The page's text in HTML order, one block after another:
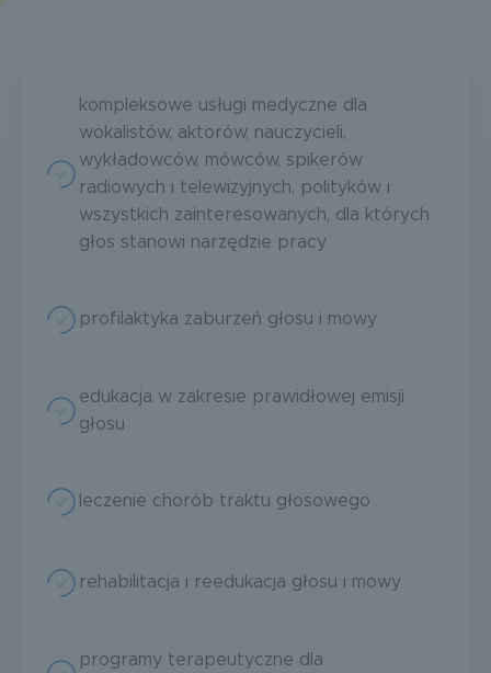
kompleksowe usługi medyczne dla
wokalistów, aktorów, nauczycieli,
wykładowców, mówców, spikerów
radiowych i telewizyjnych, polityków i
wszystkich zainteresowanych, dla których
głos stanowi narzędzie pracy
profilaktyka zaburzeń głosu i mowy
edukacja w zakresie prawidłowej emisji
głosu
leczenie chorób traktu głosowego
rehabilitacja i reedukacja głosu i mowy
programy terapeutyczne dla